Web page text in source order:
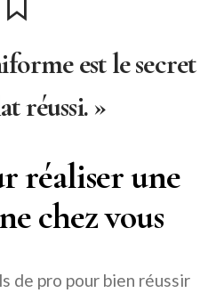
est le secret
réussi. »
réaliser une
chez vous
de pro pour bien réussir